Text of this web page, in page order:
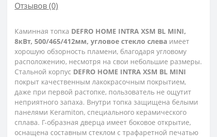
Отзывов (0)
Каминная топка DEFRO HOME INTRA XSM BL MINI,
8кВт, 500/465/412мм, угловое стекло слева имеет
хорошую обзорность пламени, благодаря угловому
расположению, несмотря на свои небольшие размеры.
Стальной корпус DEFRO HOME INTRA XSM BL MINI
покрыт качественным лакокрасочным покрытием,
даже при первой растопке, пользователь не ощутит
неприятного запаха. Внутри топка защищена белыми
панелями Keramiton, специального керамического
сплава. Г-образная дверца имеет боковое открытие,
оснащена составным стеклом с трафаретной печатью